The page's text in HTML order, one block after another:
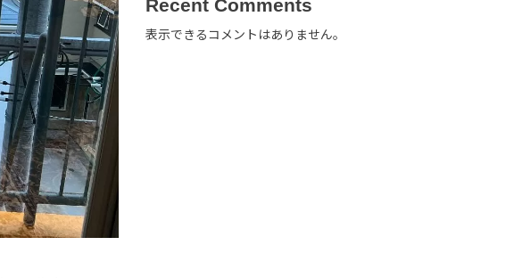
Recent Comments
表示できるコメントはありません。